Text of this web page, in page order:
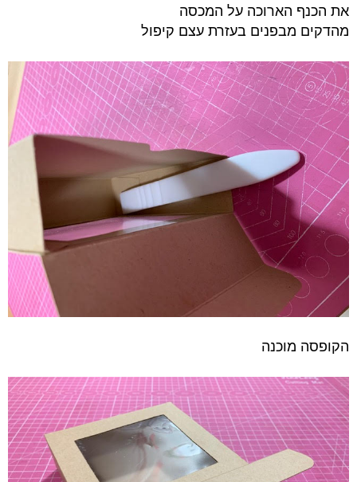
את הכנף הארוכה על המכסה
מהדקים מבפנים בעזרת עצם קיפול
הקופסה מוכנה